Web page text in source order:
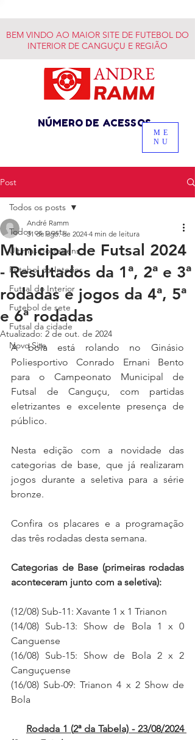
BEM VINDO AO MAIOR SITE DE FUTEBOL DO
INTERIOR DE CANGUÇU E REGIÃO
NÚMERO DE ACESSOS
ME
NU
Post
Todos os posts
Últimas postagens
Futebol do Interior
Futsal do Interior
Futebol de sete
Futsal da cidade
Novo Site
Todos os posts
Municipal de Futsal 2024
- Resultados da 1ª, 2ª e 3ª
rodadas e jogos da 4ª, 5ª
e 6ª rodadas
André Ramm
31 de ago. de 2024 4 min de leitura
Atualizado: 2 de out. de 2024
A bola está rolando no Ginásio
Poliesportivo Conrado Ernani Bento
para o Campeonato Municipal de
Futsal de Canguçu, com partidas
eletrizantes e excelente presença de
público.
Nesta edição com a novidade das
categorias de base, que já realizaram
jogos durante a seletiva para a série
bronze.
Confira os placares e a programação
das três rodadas desta semana.
Categorias de Base (primeiras rodadas
aconteceram junto com a seletiva):
(12/08) Sub-11: Xavante 1 x 1 Trianon
(14/08) Sub-13: Show de Bola 1 x 0
Canguense
(16/08) Sub-15: Show de Bola 2 x 2
Canguçuense
(16/08) Sub-09: Trianon 4 x 2 Show de
Bola
Rodada 1 (2ª da Tabela) - 23/08/2024